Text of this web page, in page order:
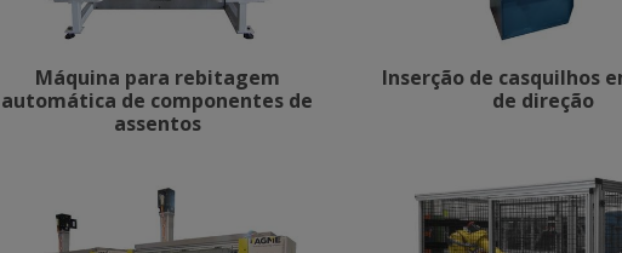
Máquina para rebitagem
automática de componentes de
assentos
Inserção de casquilhos
de direção